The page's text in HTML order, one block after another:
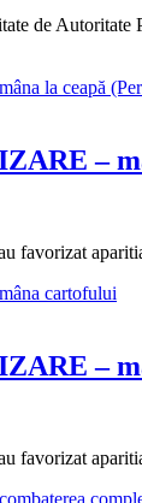
de
–
favorizat
–
favorizat